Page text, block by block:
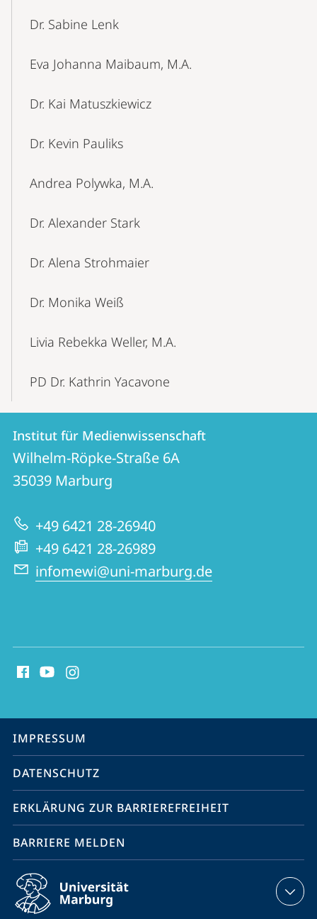
Dr. Sabine Lenk
Eva Johanna Maibaum, M.A.
Dr. Kai Matuszkiewicz
Dr. Kevin Pauliks
Andrea Polywka, M.A.
Dr. Alexander Stark
Dr. Alena Strohmaier
Dr. Monika Weiß
Livia Rebekka Weller, M.A.
PD Dr. Kathrin Yacavone
Kontakt
und
Informationen
zur
Website
Kontaktinformationen
Institut
für
Medienwissenschaft
Institut für Medienwissenschaft
Wilhelm-Röpke-Straße 6A
35039 Marburg
+49 6421 28-26940
+49 6421 28-26989
infomewi@uni-marburg.de
Media
Service-
Navigation
IMPRESSUM
DATENSCHUTZ
ERKLÄRUNG ZUR BARRIEREFREIHEIT
BARRIERE MELDEN